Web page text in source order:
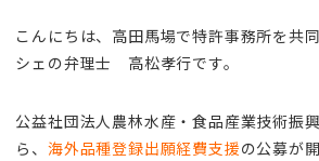
こんにちは、高田馬場で特許事務所を共
シェの弁理士 高松孝行です。
公益社団法人農林水産・食品産業技術振
ら、 海外品種登録出願経費支援の公募が